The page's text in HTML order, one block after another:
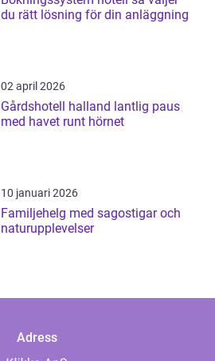
du rätt lösning för din anläggning
02 april 2026
Gårdshotell halland lantlig paus
med havet runt hörnet
10 januari 2026
Familjehelg med sagostigar och
naturupplevelser
Adress